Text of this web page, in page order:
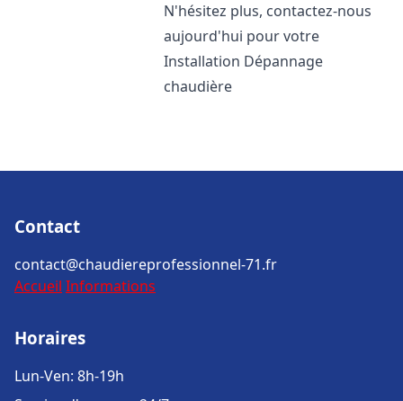
N'hésitez plus, contactez-nous
aujourd'hui pour votre
Installation Dépannage
chaudière
Contact
contact@chaudiereprofessionnel-71.fr
Accueil Informations
Horaires
Lun-Ven: 8h-19h